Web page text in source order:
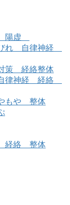
陽虚
れ 自律神経
策 経絡整体
律神経 経絡
もや 整体
経絡 整体